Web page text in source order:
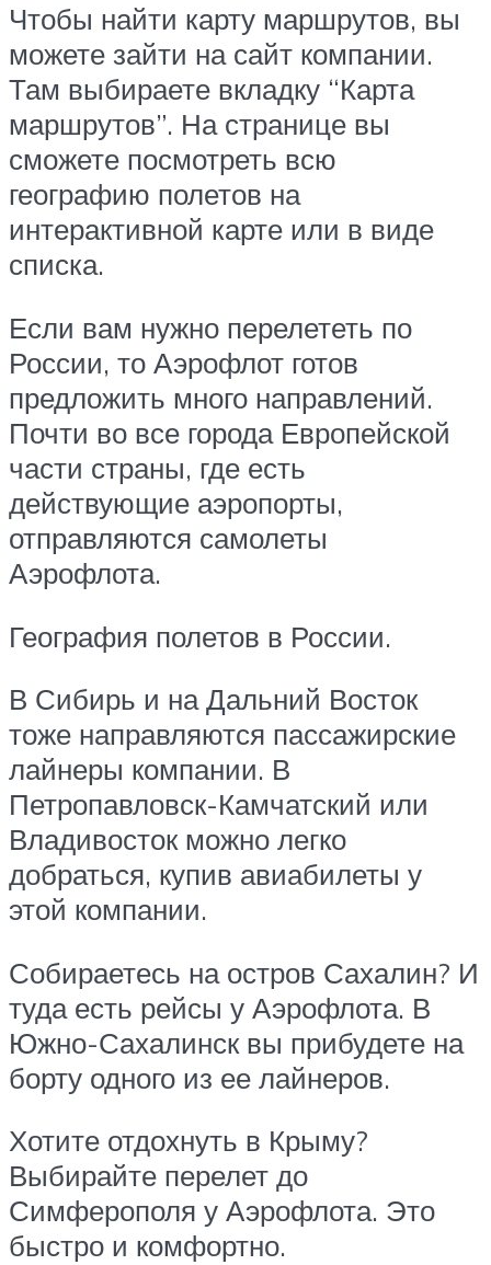
Чтобы найти карту маршрутов, вы
можете зайти на сайт компании.
Там выбираете вкладку “Карта
маршрутов”. На странице вы
сможете посмотреть всю
географию полетов на
интерактивной карте или в виде
списка.
Если вам нужно перелететь по
России, то Аэрофлот готов
предложить много направлений.
Почти во все города Европейской
части страны, где есть
действующие аэропорты,
отправляются самолеты
Аэрофлота.
География полетов в России.
В Сибирь и на Дальний Восток
тоже направляются пассажирские
лайнеры компании. В
Петропавловск-Камчатский или
Владивосток можно легко
добраться, купив авиабилеты у
этой компании.
Собираетесь на остров Сахалин? И
туда есть рейсы у Аэрофлота. В
Южно-Сахалинск вы прибудете на
борту одного из ее лайнеров.
Хотите отдохнуть в Крыму?
Выбирайте перелет до
Симферополя у Аэрофлота. Это
быстро и комфортно.